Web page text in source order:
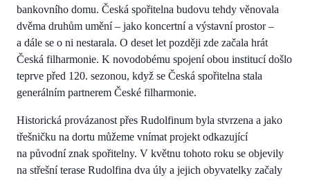
bankovního domu. Česká spořitelna budovu tehdy věnovala
dvěma druhům umění – jako koncertní a výstavní prostor –
a dále se o ni nestarala. O deset let později zde začala hrát
Česká filharmonie. K novodobému spojení obou institucí došlo
teprve před 120. sezonou, když se Česká spořitelna stala
generálním partnerem České filharmonie.
Historická provázanost přes Rudolfinum byla stvrzena a jako
třešničku na dortu můžeme vnímat projekt odkazující
na původní znak spořitelny. V květnu tohoto roku se objevily
na střešní terase Rudolfina dva úly a jejich obyvatelky začaly